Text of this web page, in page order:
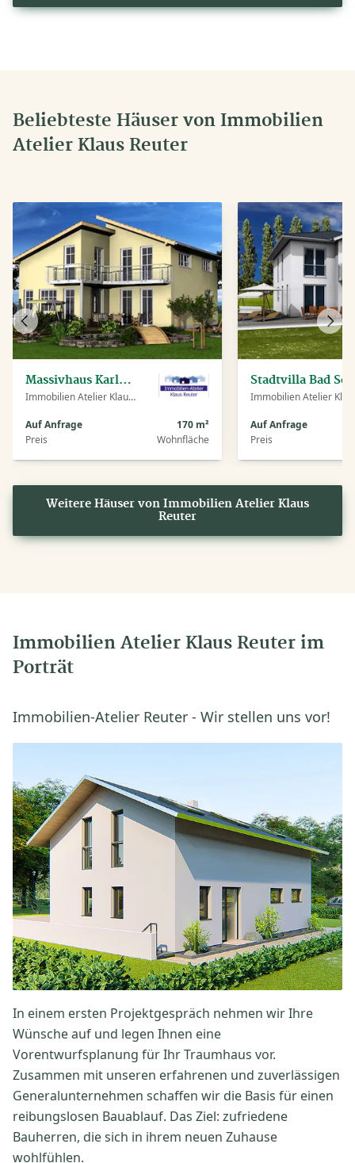
Beliebteste Häuser von Immobilien
Atelier Klaus Reuter
Massivhaus Karlstein
Immobilien Atelier Klaus Reuter
Auf Anfrage
Preis
170 m²
Wohnfläche
Auf Anfrage
Preis
Vorheriges
Haus
Weitere Häuser von Immobilien Atelier Klaus
Reuter
Immobilien Atelier Klaus Reuter im
Porträt
Immobilien-Atelier Reuter - Wir stellen uns vor!
In einem ersten Projektgespräch nehmen wir Ihre
Wünsche auf und legen Ihnen eine
Vorentwurfsplanung für Ihr Traumhaus vor.
Zusammen mit unseren erfahrenen und zuverlässigen
Generalunternehmen schaffen wir die Basis für einen
reibungslosen Bauablauf. Das Ziel: zufriedene
Bauherren, die sich in ihrem neuen Zuhause
wohlfühlen.